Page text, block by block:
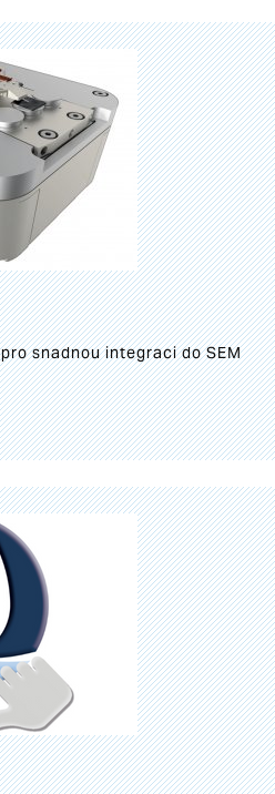
snadnou integraci do SEM